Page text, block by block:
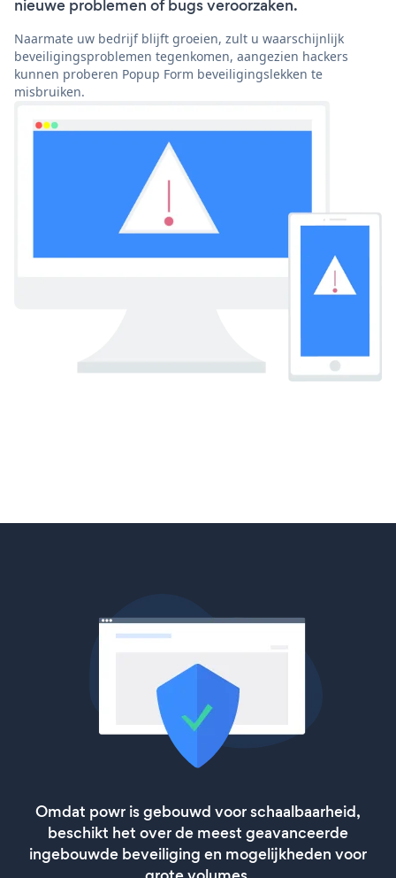
nieuwe problemen of bugs veroorzaken.
Naarmate uw bedrijf blijft groeien, zult u waarschijnlijk
beveiligingsproblemen tegenkomen, aangezien hackers
kunnen proberen Popup Form beveiligingslekken te
misbruiken.
Omdat powr is gebouwd voor schaalbaarheid,
beschikt het over de meest geavanceerde
ingebouwde beveiliging en mogelijkheden voor